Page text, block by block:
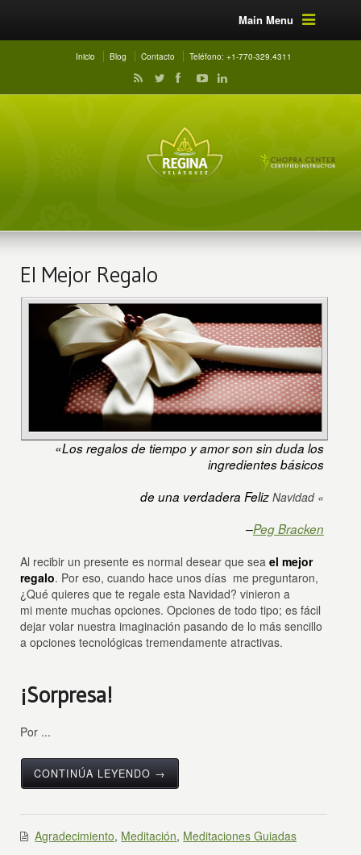
Main Menu
Inicio Blog Contacto Teléfono: +1-770-329.4311
El Mejor Regalo
«Los regalos de tiempo y amor son sin duda los
ingredientes básicos
de una verdadera Feliz Navidad «
–Peg Bracken
Al recibir un presente es normal desear que seael mejor
regalo. Por eso, cuando hace unos días me preguntaron,
¿Qué quieres que te regale esta Navidad? vinieron a
mi mente muchas opciones. Opciones de todo tipo; es fácil
dejar volar nuestra imaginación pasando de lo más sencillo
a opciones tecnológicas tremendamente atractivas.
¡Sorpresa!
Por ...
CONTINÚA LEYENDO →
Agradecimiento, Meditación, Meditaciones Guiadas